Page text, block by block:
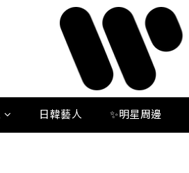
日韓藝人 ✨明星周邊